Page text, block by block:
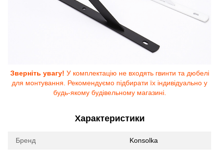
Зверніть увагу! У комплектацію не входять гвинти та дюбелі
для монтування. Рекомендуємо підбирати їх індивідуально у
будь-якому будівельному магазині.
Характеристики
Бренд Konsolka